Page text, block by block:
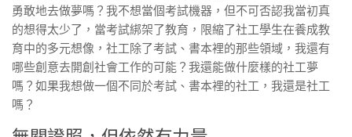
勇敢地去做夢嗎？我不想當個考試機器，但不可否認我當初真
的想得太少了，當考試綁架了教育，限縮了社工學生在養成教
育中的多元想像，社工除了考試、書本裡的那些領域，我還有
哪些創意去開創社會工作的可能？我還能做什麼樣的社工夢
嗎？如果我想做一個不同於考試、書本裡的社工，我還是社工
嗎？